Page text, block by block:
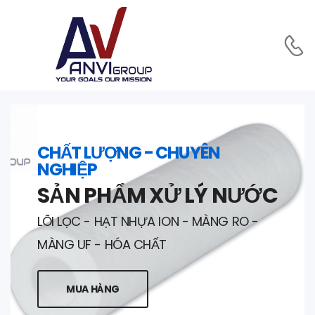
CHẤT LƯỢNG - CHUYÊN
NGHIỆP
SẢN PHẨM XỬ LÝ NƯỚC
LÕI LỌC - HẠT NHỰA ION - MÀNG RO -
MÀNG UF - HÓA CHẤT
MUA HÀNG